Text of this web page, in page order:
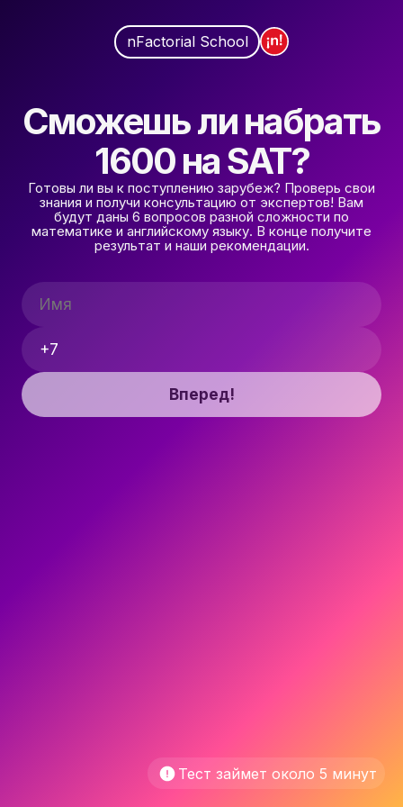
nFactorial School
Сможешь ли набрать
1600 на SAT?
Готовы ли вы к поступлению зарубеж? Проверь свои
знания и получи консультацию от экспертов! Вам
будут даны 6 вопросов разной сложности по
математике и английскому языку. В конце получите
результат и наши рекомендации.
Вперед!
Тест займет около 5 минут